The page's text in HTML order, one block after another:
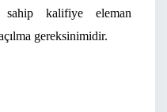
sahip kalifiye eleman
gereksinimidir.